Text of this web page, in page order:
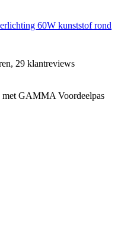
60W kunststof rond
29 klantreviews
GAMMA Voordeelpas